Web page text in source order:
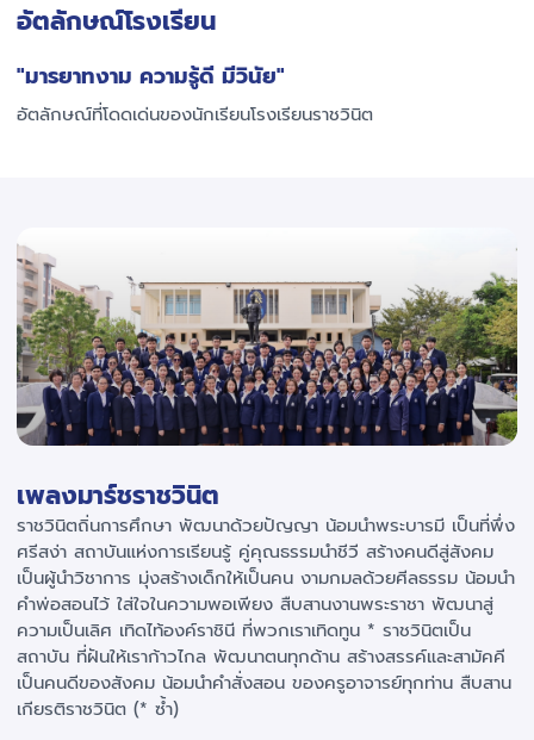
อัตลักษณ์โรงเรียน
"มารยาทงาม ความรู้ดี มีวินัย"
อัตลักษณ์ที่โดดเด่นของนักเรียนโรงเรียนราชวินิต
เพลงมาร์ชราชวินิต
ราชวินิตถิ่นการศึกษา พัฒนาด้วยปัญญา น้อมนำพระบารมี เป็นที่พึ่ง
ศรีสง่า สถาบันแห่งการเรียนรู้ คู่คุณธรรมนำชีวี สร้างคนดีสู่สังคม
เป็นผู้นำวิชาการ มุ่งสร้างเด็กให้เป็นคน งามกมลด้วยศีลธรรม น้อมนำ
คำพ่อสอนไว้ ใส่ใจในความพอเพียง สืบสานงานพระราชา พัฒนาสู่
ความเป็นเลิศ เทิดไท้องค์ราชินี ที่พวกเราเทิดทูน * ราชวินิตเป็น
สถาบัน ที่ฝันให้เราก้าวไกล พัฒนาตนทุกด้าน สร้างสรรค์และสามัคคี
เป็นคนดีของสังคม น้อมนำคำสั่งสอน ของครูอาจารย์ทุกท่าน สืบสาน
เกียรติราชวินิต (* ซ้ำ)